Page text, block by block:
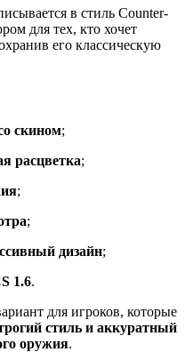
в стиль Counter-
для тех, кто хочет
его классическую
скином;
расцветка;
;
;
дизайн;
1.6.
для игроков, которые
стиль и аккуратный
оружия.